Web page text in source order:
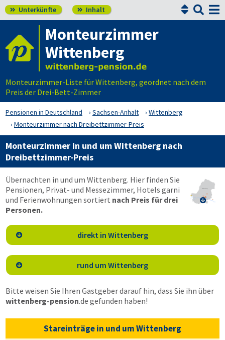
 Unterkünfte  Inhalt 

Monteurzimmer
Wittenberg
Monteurzimmer-Liste für Wittenberg, geordnet nach dem
Preis der Drei-Bett-Zimmer
Pensionen in Deutschland Sachsen-Anhalt
Wittenberg
Monteurzimmer nach Dreibettzimmer-Preis
Monteurzimmer in und um Wittenberg nach
Dreibettzimmer-Preis

Übernachten in und um Wittenberg. Hier finden Sie
Pensionen, Privat- und Messezimmer, Hotels garni
und Ferienwohnungen sortiert nach Preis für drei
Personen.
 direkt in Wittenberg
 rund um Wittenberg
Bitte weisen Sie Ihren Gastgeber darauf hin, dass Sie ihn über
wittenberg-pension.de gefunden haben!
Stareinträge in und um Wittenberg